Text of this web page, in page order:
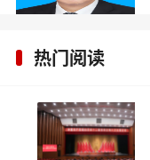
热门阅读